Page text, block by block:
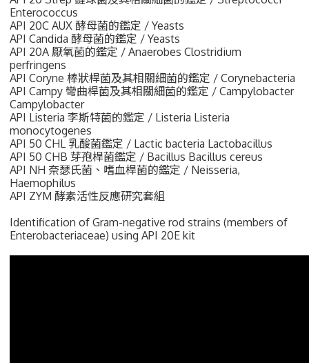
Enterococcus
API 20C AUX 酵母菌的鑑定 / Yeasts
API Candida 酵母菌的鑑定 / Yeasts
API 20A 厭氧菌的鑑定 / Anaerobes Clostridium
perfringens
API Coryne 棒狀桿菌及其相關細菌的鑑定 / Corynebacteria
API Campy 彎曲桿菌及其相關細菌的鑑定 / Campylobacter
Campylobacter
API Listeria 李斯特菌的鑑定 / Listeria Listeria
monocytogenes
API 50 CHL 乳酸菌鑑定 / Lactic bacteria Lactobacillus
API 50 CHB 芽孢桿菌鑑定 / Bacillus Bacillus cereus
API NH 奈瑟氏菌、嗜血桿菌的鑑定 / Neisseria,
Haemophilus
API ZYM 酵素活性反應研究套組
Identification of Gram-negative rod strains (members of
Enterobacteriaceae) using API 20E kit